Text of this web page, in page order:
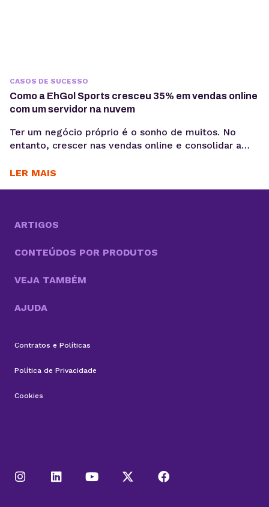
CASOS DE SUCESSO
Como a EhGol Sports cresceu 35% em vendas online
com um servidor na nuvem
Ter um negócio próprio é o sonho de muitos. No
entanto, crescer nas vendas online e consolidar a
claro, ajuda da tecnologia. Um estudo da Fundação
LER MAIS
ARTIGOS
CONTEÚDOS POR PRODUTOS
VEJA TAMBÉM
AJUDA
Contratos e Políticas
Política de Privacidade
Cookies